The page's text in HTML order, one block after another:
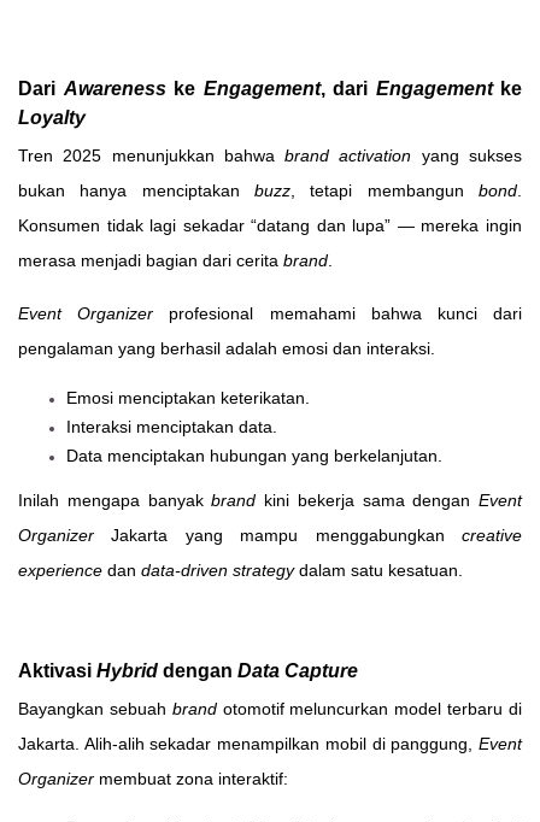
Dari Awarenesske Engagement, dari Engagementke
Loyalty
Tren 2025 menunjukkan bahwabrand activation yang sukses
bukan hanya menciptakan buzz , tetapi membangun bond
Konsumen tidak lagi sekadar “datang dan lupa” — mereka ingin
merasa menjadi bagian dari cerita brand
Event Organizer profesional memahami bahwa kunci dari
pengalaman yang berhasil adalah emosi dan interaksi.
Emosi menciptakan keterikatan.
Interaksi menciptakan data.
Data menciptakan hubungan yang berkelanjutan.
Inilah mengapa banyakbrand kini bekerja sama dengan Event
Organizer Jakarta yang mampu menggabungkan creative
experience dan data-driven strategydalam satu kesatuan.
Aktivasi Hybrid dengan Data Capture
Bayangkan sebuah brandotomotif meluncurkan model terbaru di
Jakarta. Alih-alih sekadar menampilkan mobil di panggung, Event
Organizer membuat zona interaktif: